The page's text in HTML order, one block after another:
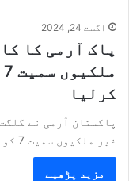
اگست 24, 2024
کرلیا
غیر ملکیوں سمیت 7 کوہ پیماؤں کو ریسکیو کرلیا۔پاک…
مزید پڑھیے